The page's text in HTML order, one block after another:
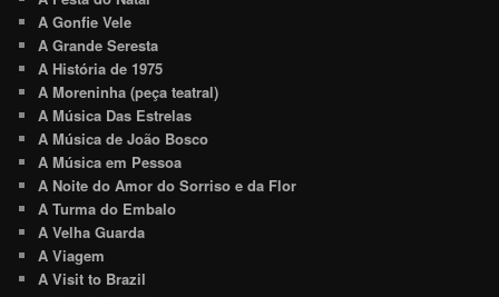
A Gonfie Vele
A Grande Seresta
A História de 1975
A Moreninha (peça teatral)
A Música Das Estrelas
A Música de João Bosco
A Música em Pessoa
A Noite do Amor do Sorriso e da Flor
A Turma do Embalo
A Velha Guarda
A Viagem
A Visit to Brazil